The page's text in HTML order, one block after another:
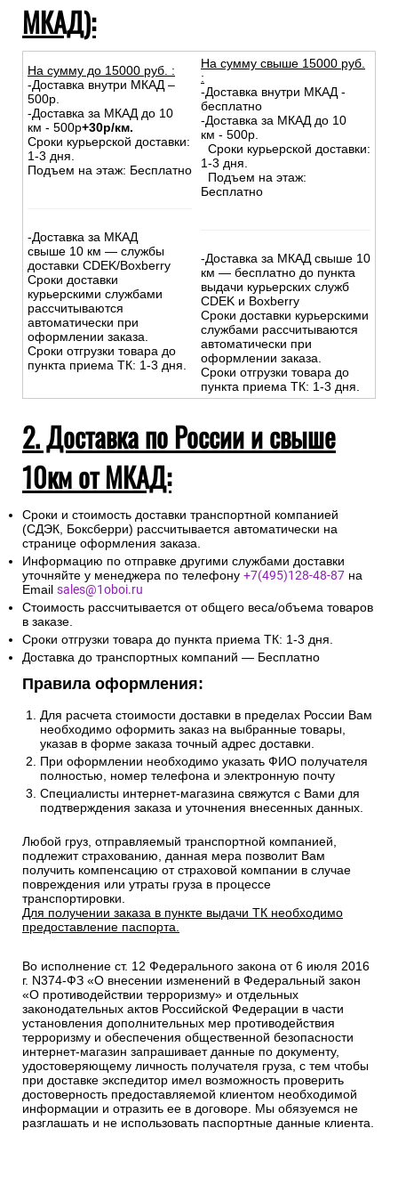
МКАД):
На сумму до 15000 руб. :
-Доставка внутри МКАД –
500р.
-Доставка за МКАД до 10
км - 500р+30р/км.
Сроки курьерской доставки:
1-3 дня.
Подъем на этаж: Бесплатно
-Доставка за МКАД
свыше 10 км — службы
доставки CDEK/Boxberry
Сроки доставки
курьерскими службами
рассчитываются
автоматически при
оформлении заказа.
Сроки отгрузки товара до
пункта приема ТК: 1-3 дня.
На сумму свыше 15000 руб.
:
-Доставка внутри МКАД -
бесплатно
-Доставка за МКАД до 10
км - 500р.
Сроки курьерской доставки:
1-3 дня.
Подъем на этаж:
Бесплатно
-Доставка за МКАД свыше 10
км — бесплатно до пункта
выдачи курьерских служб
CDEK и Boxberry
Сроки доставки курьерскими
службами рассчитываются
автоматически при
оформлении заказа.
Сроки отгрузки товара до
пункта приема ТК: 1-3 дня.
2. Доставка по России и свыше
10км от МКАД:
Сроки и стоимость доставки транспортной компанией
(СДЭК, Боксберри) рассчитывается автоматически на
странице оформления заказа.
Информацию по отправке другими службами доставки
уточняйте у менеджера по телефону +7(495)128-48-87 на
Email sales@1oboi.ru
Стоимость рассчитывается от общего веса/объема товаров
в заказе.
Сроки отгрузки товара до пункта приема ТК: 1-3 дня.
Доставка до транспортных компаний — Бесплатно
Правила оформления:
Для расчета стоимости доставки в пределах России Вам
необходимо оформить заказ на выбранные товары,
указав в форме заказа точный адрес доставки.
При оформлении необходимо указать ФИО получателя
полностью, номер телефона и электронную почту
Специалисты интернет-магазина свяжутся с Вами для
подтверждения заказа и уточнения внесенных данных.
Любой груз, отправляемый транспортной компанией,
подлежит страхованию, данная мера позволит Вам
получить компенсацию от страховой компании в случае
повреждения или утраты груза в процессе
транспортировки.
Для получении заказа в пункте выдачи ТК необходимо
предоставление паспорта.
Во исполнение ст. 12 Федерального закона от 6 июля 2016
г. N374-ФЗ «О внесении изменений в Федеральный закон
«О противодействии терроризму» и отдельных
законодательных актов Российской Федерации в части
установления дополнительных мер противодействия
терроризму и обеспечения общественной безопасности
интернет-магазин запрашивает данные по документу,
удостоверяющему личность получателя груза, с тем чтобы
при доставке экспедитор имел возможность проверить
достоверность предоставляемой клиентом необходимой
информации и отразить ее в договоре. Мы обязуемся не
разглашать и не использовать паспортные данные клиента.